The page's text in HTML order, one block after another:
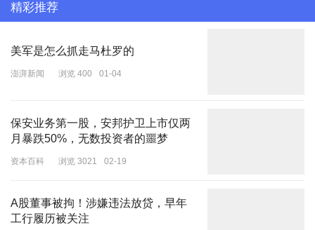
掌阿富汗。
毕竟，现在的阿富汗，在阿塔完全控制之下，大批巴塔恐怖分子能藏
身阿富汗，没有阿塔的“关照”，显然也是不可能的。
巴基斯坦和沙特领导人签署共同防卫条约
精彩推荐
美军是怎么抓走马杜罗的
澎湃新闻 浏览 400 01-04
保安业务第一股，安邦护卫上市仅两
月暴跌50%，无数投资者的噩梦
资本百科 浏览 3021 02-19
A股董事被拘！涉嫌违法放贷，早年
工行履历被关注